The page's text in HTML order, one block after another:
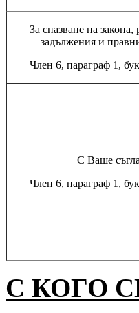
За спазване на закона,
задължения и
Член 6, параграф 1,
С Ваше
Член 6, параграф 1,
С КОГО